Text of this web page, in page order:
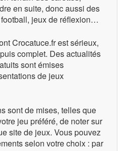
en suite, donc aussi des
jeux de réflexion…
Crocatuce.fr est sérieux,
complet. Des actualités
sont émises
de jeux
sont de mises, telles que
jeu préféré, de noter sur
site de jeux. Vous pouvez
selon votre choix : par